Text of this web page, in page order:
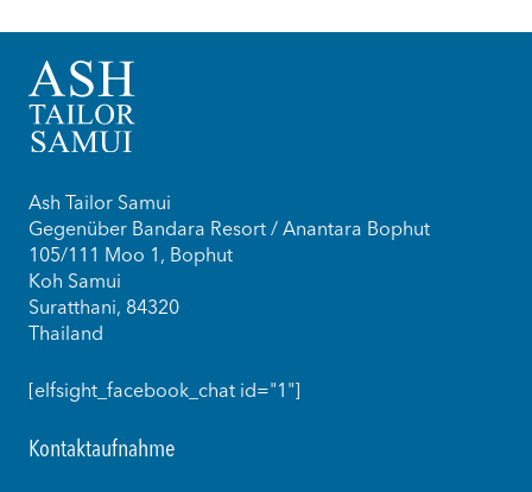
Ash Tailor Samui
Gegenüber Bandara Resort / Anantara Bophut
105/111 Moo 1, Bophut
Koh Samui
Suratthani, 84320
Thailand
[elfsight_facebook_chat id="1"]
Kontaktaufnahme